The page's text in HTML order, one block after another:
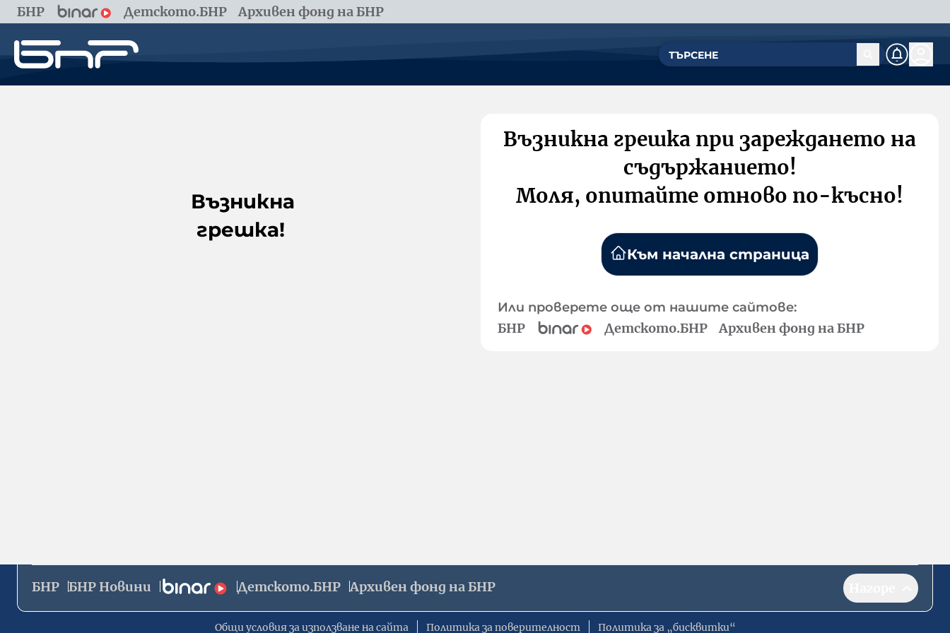
БНР Детското.БНР Архивен фонд на БНР
Възникна
грешка!
Възникна грешка при зареждането на
съдържанието!
Моля, опитайте отново по-късно!
Към начална страница
Или проверете още от нашите сайтове:
БНР Детското.БНР Архивен фонд на БНР
БНР БНР Новини Детското.БНР Архивен фонд на БНР
Общи условия за използване на сайта Политика за поверителност Политика за „бисквитки“